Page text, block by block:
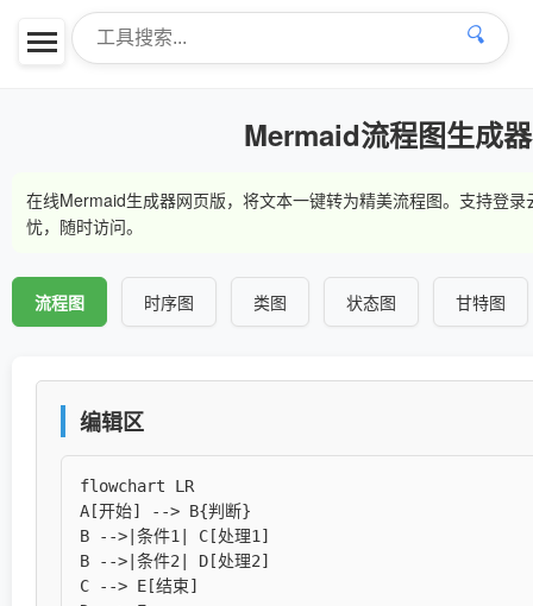
🔍
Mermaid流程图生成器
在线Mermaid生成器网页版，将文本一键转为精美流程图。支持登
忧，随时访问。
流程图 时序图 类图 状态图 甘特图
编辑区